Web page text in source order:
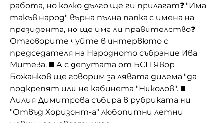
работа, но колко дълго ще ги прилагат❓ "Има
такъв народ" върна пълна папка с имена на
президента, но ще има ли правителство❓
Отговорите чуйте в интервюто с
председателя на Народното събрание Ива
Митева. ◼️ А с депутата от БСП Явор
Божанков ще говорим за лявата дилема "да
подкрепят или не кабинета "Николов". ◼️
Лилия Димитрова събира в рубриката ни
"Отвъд Хоризонт-а" любопитни летни